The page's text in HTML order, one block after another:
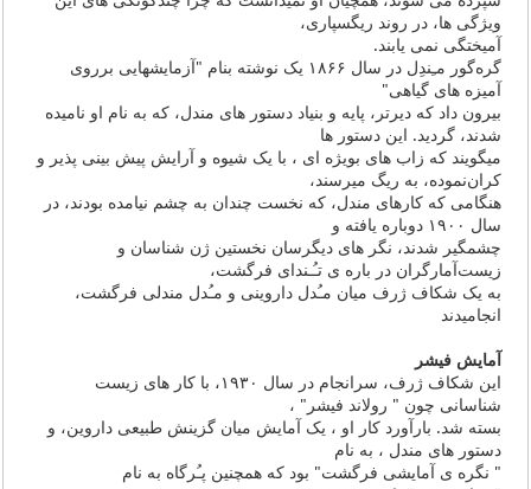
ویژگی ها، در روند ریگسپاری،
آمیختگی نمی یابند.
گره‌گور مـِندِل در سال ١۸۶۶ یک نوشته بنام "آزمایشهایی برروی
آمیزه های گیاهی"
بیرون داد که دیرتر، پایه و بنیاد دستور های مندل، که به نام او نامیده
شدند، گردید. این دستور ها
میگویند که زاب های بویژه ای ، با یک شیوه و آرایش پیش بینی پذیر و
کران‌نموده، به ریگ میرسند،
هنگامی که کارهای مندل، که نخست چندان به چشم نیامده بودند، در
سال ١۹۰۰ دوباره یافته و
چشمگیر شدند، نگر های دیگرسان نخستین ژن شناسان و
زیست‌آمارگران در باره ی تـُـندای فرگشت،
به یک شکاف ژرف میان مـُدل داروینی و مـُدل مندلی فرگشت،
انجامیدند
آمایش فیشر
این شکاف ژرف، سرانجام در سال ١۹۳۰، با کار های زیست
شناسانی چون " رولاند فیشر" ،
بسته شد. بارآورد کار او ، یک آمایش میان گزینش طبیعی داروین، و
دستور های مندل ، به نام
" نگره ی آمایشی فرگشت" بود که همچنین پـُرگاه به نام